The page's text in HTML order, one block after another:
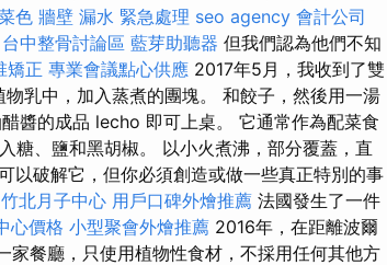
色 牆壁 漏水 緊急處理 seo agency 會計公司
台中整骨討論區 藍芽助聽器 但我們認為他們不知
矯正 專業會議點心供應 2017年5月，我收到了雙
乳中，加入蒸煮的團塊。 和餃子，然後用一湯
醬的成品 lecho 即可上桌。 它通常作為配菜食
糖、鹽和黑胡椒。 以小火煮沸，部分覆蓋，直
以破解它，但你必須創造或做一些真正特別的事
竹北月子中心 用戶口碑外燴推薦 法國發生了一件
心價格 小型聚會外燴推薦 2016年，在距離波爾
餐廳，只使用植物性食材，不採用任何其他方